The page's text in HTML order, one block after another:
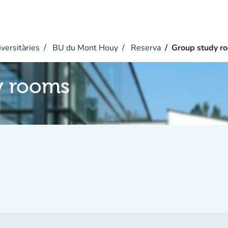
BU du Mont Houy Reserva Group study
rooms